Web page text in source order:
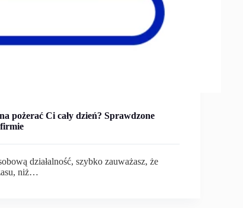
pożerać Ci cały dzień? Sprawdzone
działalność, szybko zauważasz, że
niż…